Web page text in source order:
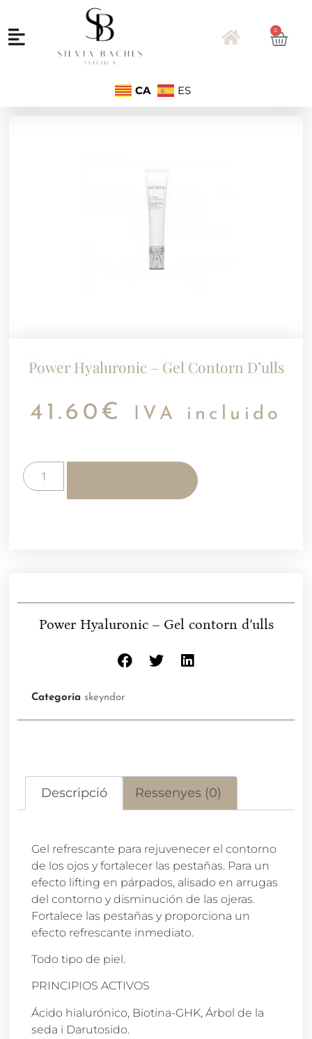
0
CA ES
Power Hyaluronic – Gel Contorn D’ulls
41.60 € IVA incluido
Power Hyaluronic – Gel contorn d’ulls
Categoria skeyndor
Descripció Ressenyes (0)
Gel refrescante para rejuvenecer el contorno
de los ojos y fortalecer las pestañas. Para un
efecto lifting en párpados, alisado en arrugas
del contorno y disminución de las ojeras.
Fortalece las pestañas y proporciona un
efecto refrescante inmediato.
Todo tipo de piel.
PRINCIPIOS ACTIVOS
Ácido hialurónico, Biotina-GHK, Árbol de la
seda i Darutosido.